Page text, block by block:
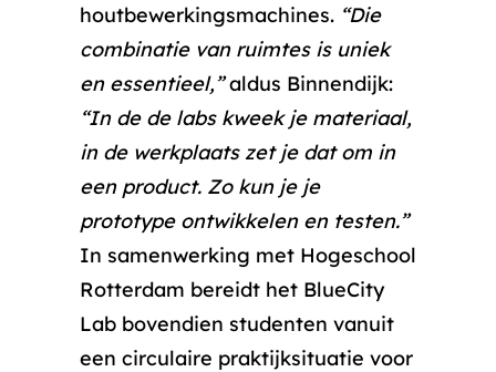
houtbewerkingsmachines. “Die
combinatie van ruimtes is uniek
en essentieel,”aldus Binnendijk:
“In de de labs kweek je materiaal,
in de werkplaats zet je dat om in
een product. Zo kun je je
prototype ontwikkelen en testen.”
In samenwerking met Hogeschool
Rotterdam bereidt het BlueCity
Lab bovendien studenten vanuit
een circulaire praktijksituatie voor